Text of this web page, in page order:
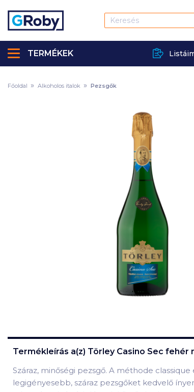
TERMÉKEK
Főoldal Alkoholos italok Pezsgők
Termékleírás a(z) Törley Casino Sec fehér
Száraz, minőségi pezsgő. A méthode
legigényesebb, száraz pezsgőket kedvelő